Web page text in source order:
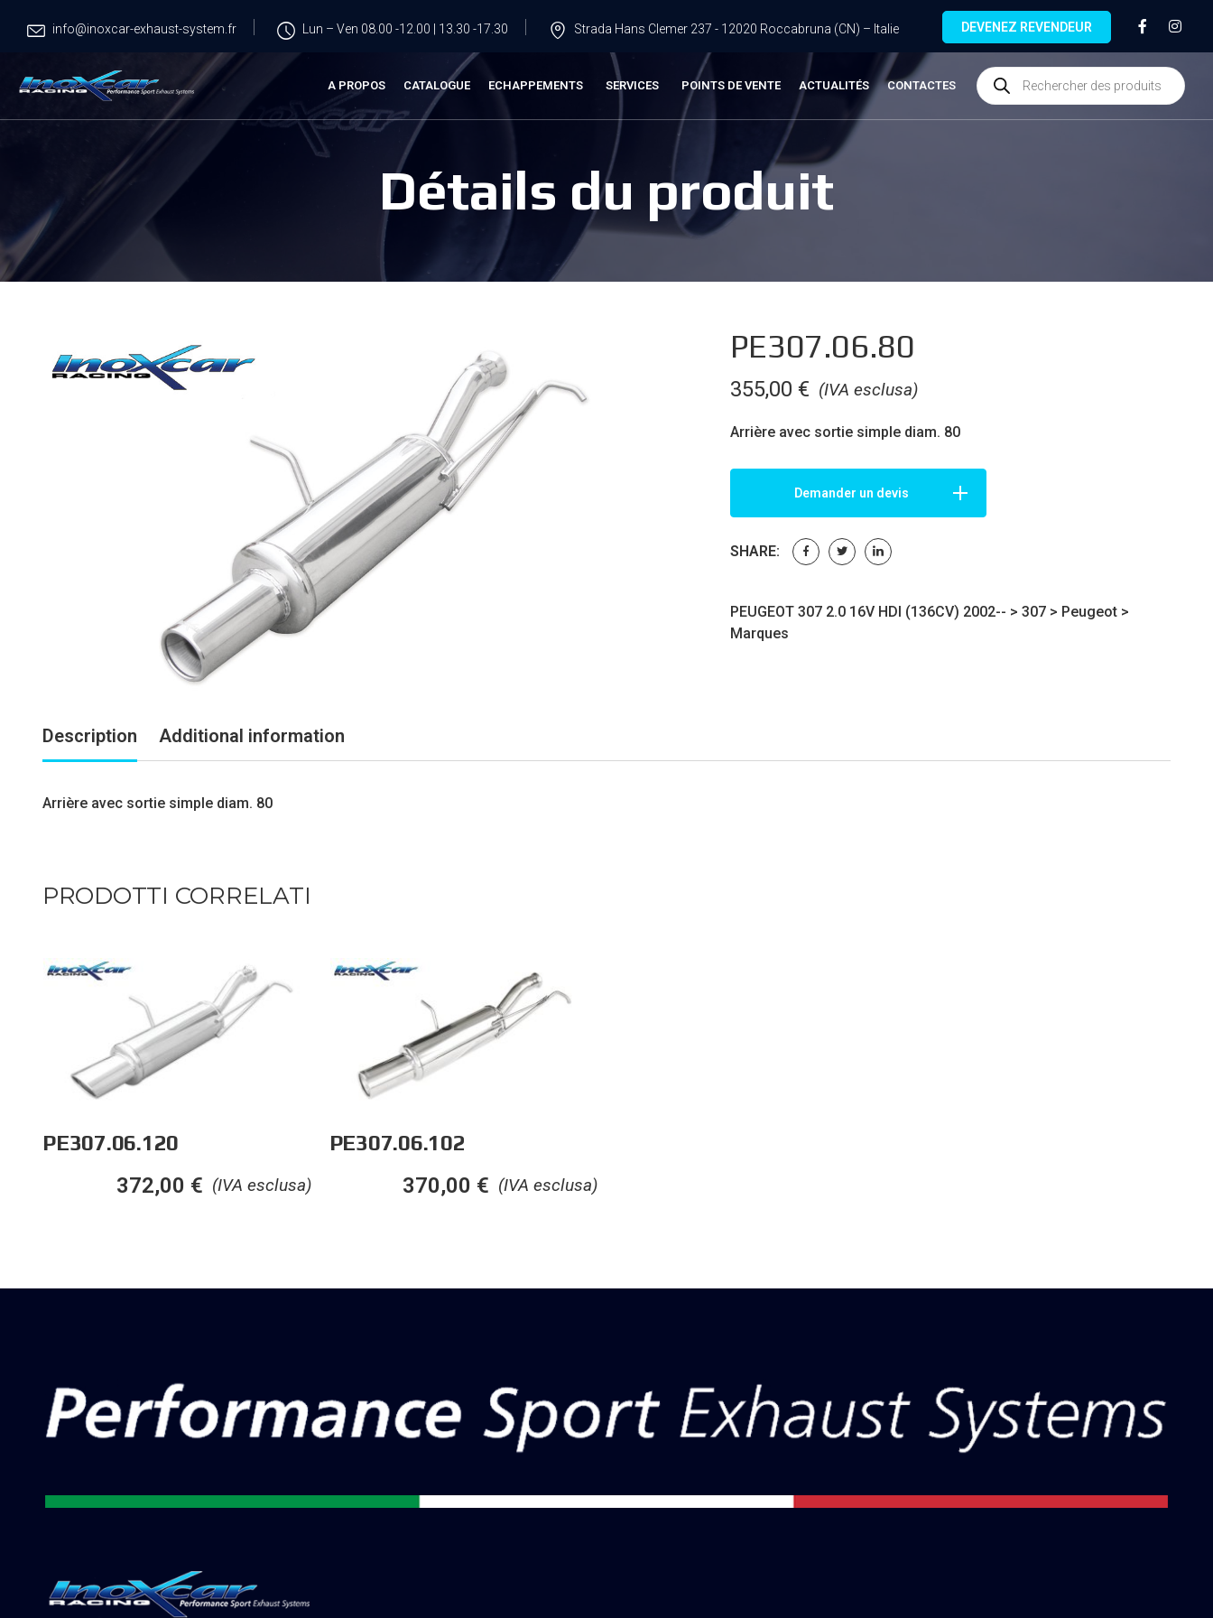
info@inoxcar-exhaust-system.fr Lun – Ven 08.00 -12.00 | 13.30 -17.30 Strada Hans Clemer 237 - 12020 Roccabruna (CN) – Italie DEVENEZ REVENDEUR
A PROPOS CATALOGUE ECHAPPEMENTS SERVICES POINTS DE VENTE ACTUALITÉS CONTACTES
Détails du produit
PE307.06.80
(IVA esclusa)
355,00 €
Arrière avec sortie simple diam. 80
Demander un devis
SHARE:
PEUGEOT 307 2.0 16V HDI (136CV) 2002-- > 307> Peugeot>
Marques
Description Additional information
Arrière avec sortie simple diam. 80
PRODOTTI CORRELATI
PE307.06.120
(IVA esclusa)
372,00 €
PE307.06.102
(IVA esclusa)
370,00 €